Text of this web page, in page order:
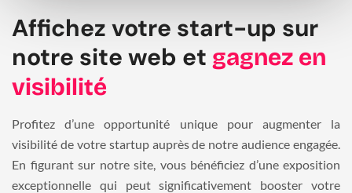
Affichez votre start-up sur
notre site web et gagnez en
visibilité
Profitez d’une opportunité unique pour augmenter la
visibilité de votre startup auprès de notre audience engagée.
En figurant sur notre site, vous bénéficiez d’une exposition
exceptionnelle qui peut significativement booster votre